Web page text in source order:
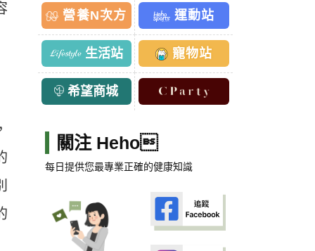
營養N次方 運動站
生活站 寵物站
希望商城
關注 Heho
每日提供您最專業正確的健康知識